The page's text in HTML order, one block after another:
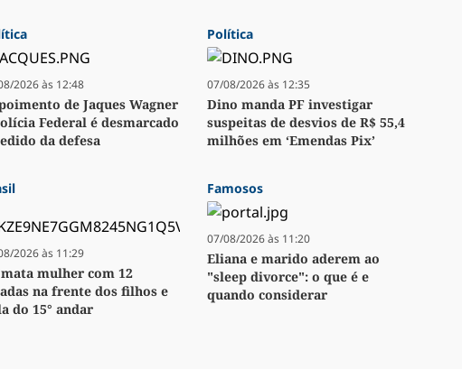
2026 às 12:48
de Jaques Wagner
Federal é desmarcado
da defesa
Política
07/08/2026 às 12:35
Dino manda PF investigar
suspeitas de desvios de R$ 55,4
milhões em ‘Emendas Pix’
2026 às 11:29
mulher com 12
na frente dos filhos e
do 15° andar
Famosos
07/08/2026 às 11:20
Eliana e marido aderem ao
"sleep divorce": o que é e
quando considerar